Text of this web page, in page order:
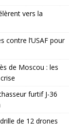
vers la
contre l’USAF pour
de Moscou : les
furtif J-36
de 12 drones